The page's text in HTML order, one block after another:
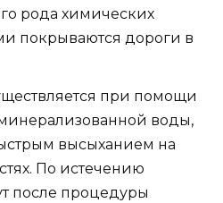
рода химических
покрываются дороги в
при помощи
воды,
высыханием на
По истечению
после процедуры